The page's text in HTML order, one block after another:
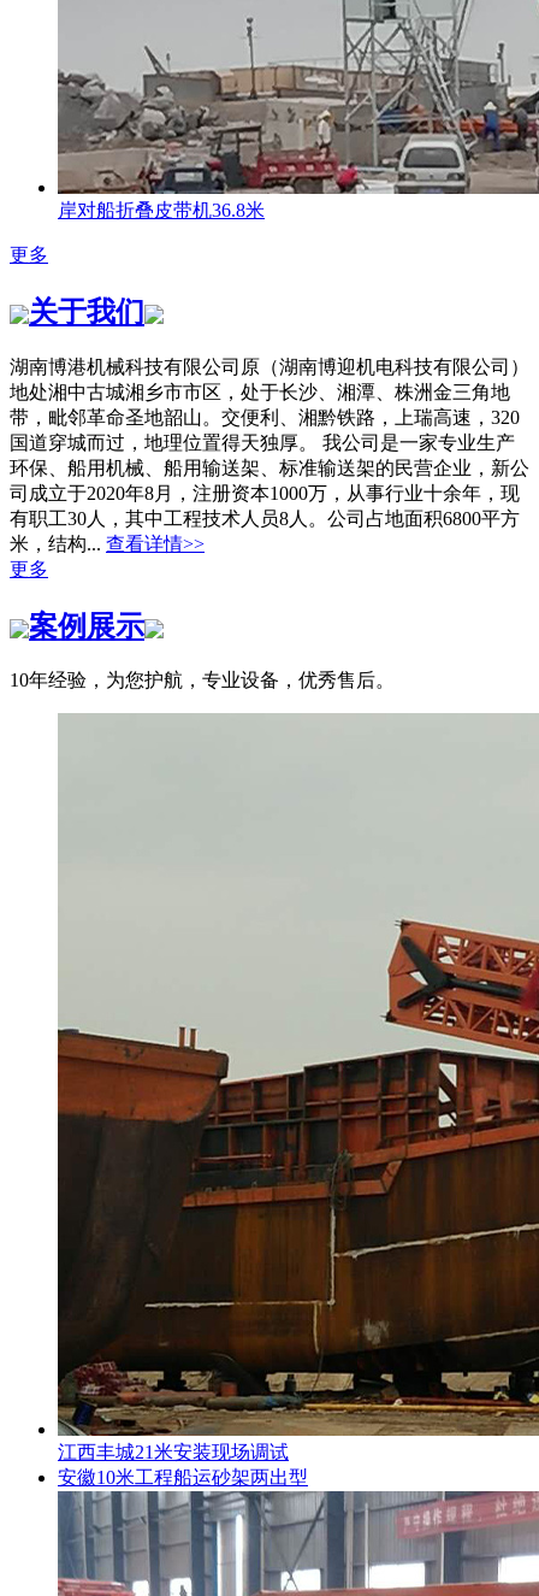
岸对船折叠皮带机36.8米
更多
关于我们
湖南博港机械科技有限公司原（湖南博迎机电科技有限公司）
地处湘中古城湘乡市市区，处于长沙、湘潭、株洲金三角地
带，毗邻革命圣地韶山。交便利、湘黔铁路，上瑞高速，320
国道穿城而过，地理位置得天独厚。 我公司是一家专业生产
环保、船用机械、船用输送架、标准输送架的民营企业，新公
司成立于2020年8月，注册资本1000万，从事行业十余年，现
有职工30人，其中工程技术人员8人。公司占地面积6800平方
米，结构... 查看详情>>
更多
案例展示
10年经验，为您护航，专业设备，优秀售后。
江西丰城21米安装现场调试
安徽10米工程船运砂架两出型